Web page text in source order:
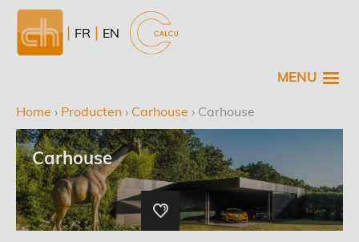
Overslaan
naar
gaan
NL FR EN
MENU
Kruimelpad
Home › Producten › Carhouse › Carhouse
Carhouse